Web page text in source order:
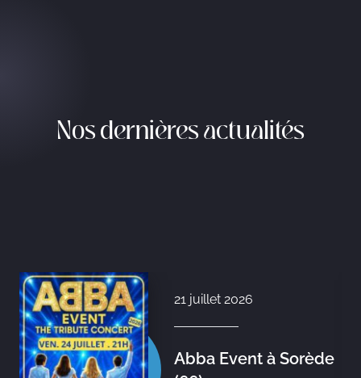
Nos dernières actualités
21 juillet 2026
Abba Event à Sorède